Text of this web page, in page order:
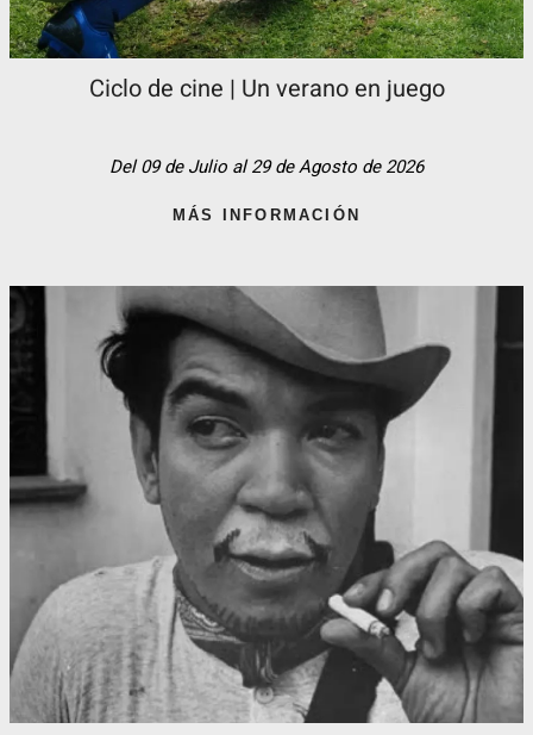
Ciclo de cine | Un verano en juego
Del 09 de Julio al 29 de Agosto de 2026
MÁS INFORMACIÓN